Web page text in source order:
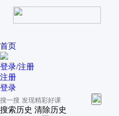
首页
登录/注册
注册
登录
搜索历史 清除历史